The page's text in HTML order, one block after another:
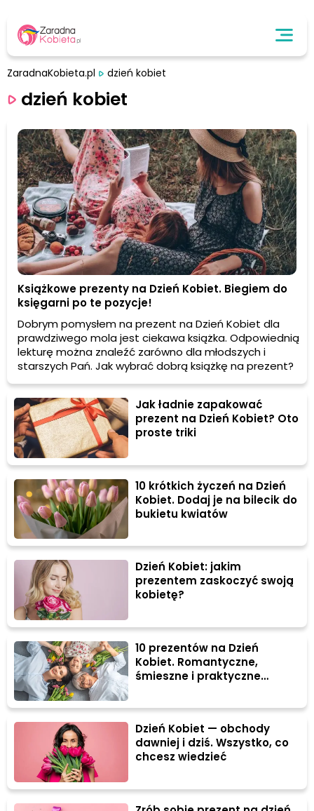
ZaradnaKobieta.pl dzień kobiet
dzień kobiet
Książkowe prezenty na Dzień Kobiet. Biegiem do
księgarni po te pozycje!
Dobrym pomysłem na prezent na Dzień Kobiet dla
prawdziwego mola jest ciekawa książka. Odpowiednią
lekturę można znaleźć zarówno dla młodszych i
starszych Pań. Jak wybrać dobrą książkę na prezent?
Jak ładnie zapakować
prezent na Dzień Kobiet? Oto
proste triki
10 krótkich życzeń na Dzień
Kobiet. Dodaj je na bilecik do
bukietu kwiatów
Dzień Kobiet: jakim
prezentem zaskoczyć swoją
kobietę?
10 prezentów na Dzień
Kobiet. Romantyczne,
śmieszne i praktyczne
Dzień Kobiet — obchody
dawniej i dziś. Wszystko, co
chcesz wiedzieć